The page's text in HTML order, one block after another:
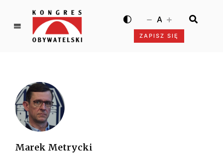
K
g
r
e
s
O
b
ZAPISZ SIĘ
A
Marek Metrycki